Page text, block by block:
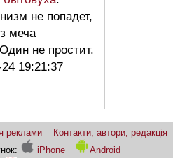
не попадет,
меча
не простит.
19:21:37
реклами
Контакти, автори, редакція
iPhone
Android